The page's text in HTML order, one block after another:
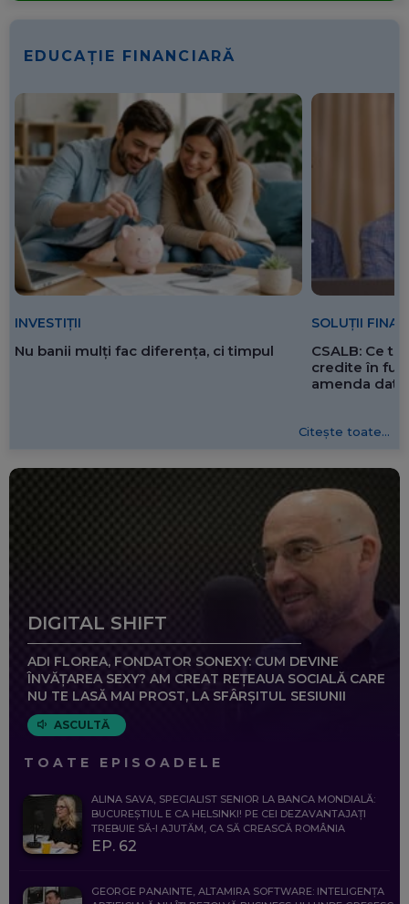
EDUCAȚIE FINANCIARĂ
INVESTIȚII
Nu banii mulți fac diferența, ci timpul
SOLUȚII
CSALB: Ce
credite în
amenda
Citește toate...
DIGITAL SHIFT
ADI FLOREA, FONDATOR SONEXY: CUM DEVINE
ÎNVĂȚAREA SEXY? AM CREAT REȚEAUA SOCIALĂ CARE
NU TE LASĂ MAI PROST, LA SFÂRȘITUL SESIUNII
ASCULTĂ
TOATE EPISOADELE
ALINA SAVA, SPECIALIST SENIOR LA BANCA MONDIALĂ:
BUCUREȘTIUL E CA HELSINKI! PE CEI DEZAVANTAJAȚI
TREBUIE SĂ-I AJUTĂM, CA SĂ CREASCĂ ROMÂNIA
EP. 62
GEORGE PANAINTE, ALTAMIRA SOFTWARE: INTELIGENȚA